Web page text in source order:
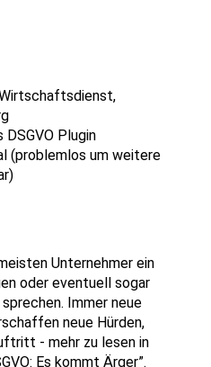
Wirtschaftsdienst,
Plugin
(problemlos um weitere
Unternehmer ein
oder eventuell sogar
Immer neue
neue Hürden,
- mehr zu lesen in
Es kommt Ärger”.